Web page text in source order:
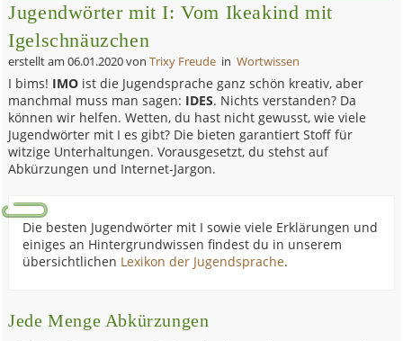
Jugendwörter mit I: Vom Ikeakind mit
Igelschnäuzchen
erstellt am06.01.2020vonTrixy Freude inWortwissen
I bims! IMO ist die Jugendsprache ganz schön kreativ, aber
manchmal muss man sagen: IDES. Nichts verstanden? Da
können wir helfen. Wetten, du hast nicht gewusst, wie viele
Jugendwörter mit I es gibt? Die bieten garantiert Stoff für
witzige Unterhaltungen. Vorausgesetzt, du stehst auf
Abkürzungen und Internet-Jargon.
Die besten Jugendwörter mit I sowie viele Erklärungen und
einiges an Hintergrundwissen findest du in unserem
übersichtlichen Lexikon der Jugendsprache.
Jede Menge Abkürzungen